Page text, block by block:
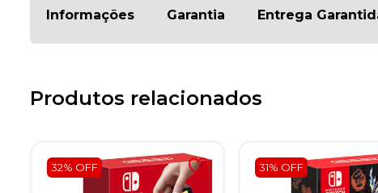
Informações Garantia Entrega
Produtos relacionados
32% OFF 31% OFF